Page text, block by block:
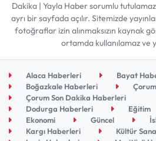
Dakika | Yayla Haber sorumlu
ayrı bir sayfada açılır. Sitemizde
fotoğraflar izin alınmaksızın kaynak
ortamda kullanılamaz ve
Alaca Haberleri
Bayat
Boğazkale Haberleri
Çorum Son Dakika Haberleri
Dodurga Haberleri
Eğitim
Ekonomi
Güncel
Kargı Haberleri
Kültür